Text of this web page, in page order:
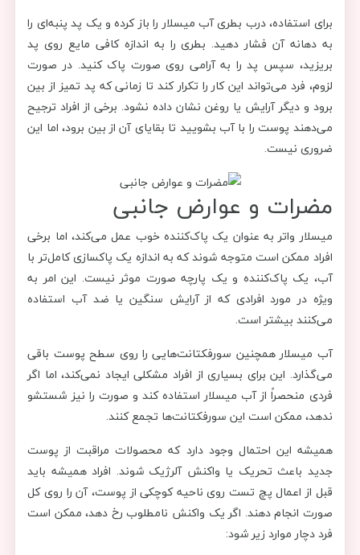
برای استفاده، درب بطری آب میسلار را باز کرده و یک پد پنبه‌ای را
به دهانه آن فشار دهید. بطری را به اندازه کافی مایع روی پد
بریزید، سپس پد را به آرامی روی صورت پاک کنید. در صورت
لزوم، فرد می‌تواند این کار را تکرار کند تا زمانی که پد تمیز از بین
برود و دیگر آرایش یا روغن نشان داده نشود. برخی از افراد ترجیح
می‌دهند پوست را با آب بشویید تا بقایای آن از بین برود، اما این
ضروری نیست.
مضرات و عوارض جانبی
میسلار واتر به عنوان یک پاک‌کننده خوب عمل می‌کند، اما برخی
افراد ممکن است متوجه شوند که به اندازه یک پاکسازی کامل‌تر با
آب، یک پاک‌کننده و یک پارچه صورت موثر نیست. این امر به
ویژه در مورد افرادی که از آرایش سنگین یا ضد آب استفاده
می‌کنند بیشتر است.
آب میسلار همچنین سورفکتانت‌هایی را روی سطح پوست باقی
می‌گذارد. این برای بسیاری از افراد مشکلی ایجاد نمی‌کند، اما اگر
فردی منحصراً از آب میسلار استفاده کند و صورت را نیز شستشو
ندهد، ممکن است این سورفکتانت‌ها تجمع کنند.
همیشه این احتمال وجود دارد که محصولات مراقبت از پوست
جدید باعث تحریک یا واکنش آلرژیک شوند. افراد همیشه باید
قبل از اعمال پچ تست روی ناحیه کوچکی از پوست، آن را روی کل
صورت انجام دهند. اگر یک واکنش نامطلوب رخ دهد، ممکن است
فرد دچار موارد زیر شود: